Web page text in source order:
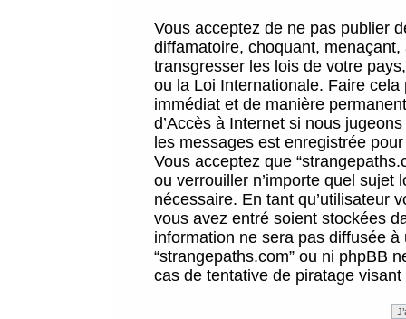
Vous acceptez de ne pas publier
diffamatoire, choquant,
transgresser les lois de votre
ou la Loi Internationale. Faire
immédiat et de manière
d’Accès à Internet si nous
les messages est enregistrée
Vous acceptez que
ou verrouiller n’importe quel sujet
nécessaire. En tant qu’utilisateur
vous avez entré soient stockées
information ne sera pas diffusée
“strangepaths.com” ou ni phpBB
cas de tentative de piratage